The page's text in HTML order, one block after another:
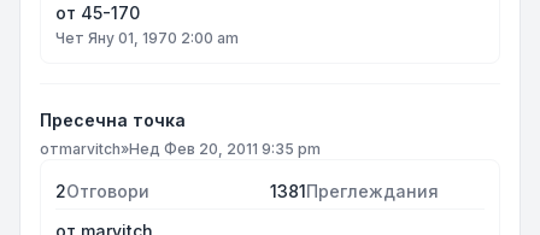
от 45-170
Чет Яну 01, 1970 2:00 am
Пресечна точка
отmarvitch»Нед Фев 20, 2011 9:35 pm
2Отговори 1381Преглеждания
от marvitch